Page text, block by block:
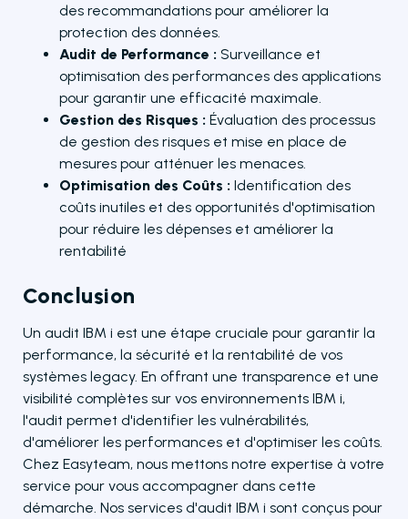
des recommandations pour améliorer la
protection des données.
Audit de Performance : Surveillance et
optimisation des performances des applications
pour garantir une efficacité maximale.
Gestion des Risques : Évaluation des processus
de gestion des risques et mise en place de
mesures pour atténuer les menaces.
Optimisation des Coûts : Identification des
coûts inutiles et des opportunités d'optimisation
pour réduire les dépenses et améliorer la
rentabilité
Conclusion
Un audit IBM i est une étape cruciale pour garantir la
performance, la sécurité et la rentabilité de vos
systèmes legacy. En offrant une transparence et une
visibilité complètes sur vos environnements IBM i,
l'audit permet d'identifier les vulnérabilités,
d'améliorer les performances et d'optimiser les coûts.
Chez Easyteam, nous mettons notre expertise à votre
service pour vous accompagner dans cette
démarche. Nos services d'audit IBM i sont conçus pour